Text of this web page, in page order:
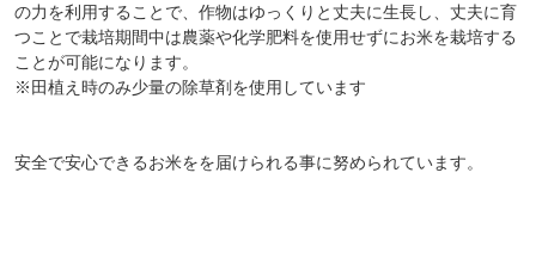
の力を利用することで、作物はゆっくりと丈夫に生長し、丈夫に育
つことで栽培期間中は農薬や化学肥料を使用せずにお米を栽培する
ことが可能になります。
※田植え時のみ少量の除草剤を使用しています
安全で安心できるお米をを届けられる事に努められています。